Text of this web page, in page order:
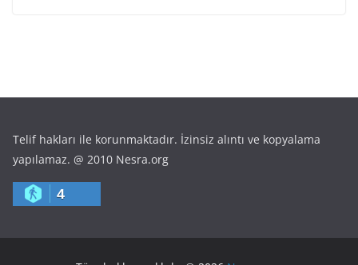
Telif hakları ile korunmaktadır. İzinsiz alıntı ve kopyalama
yapılamaz. @ 2010 Nesra.org
4